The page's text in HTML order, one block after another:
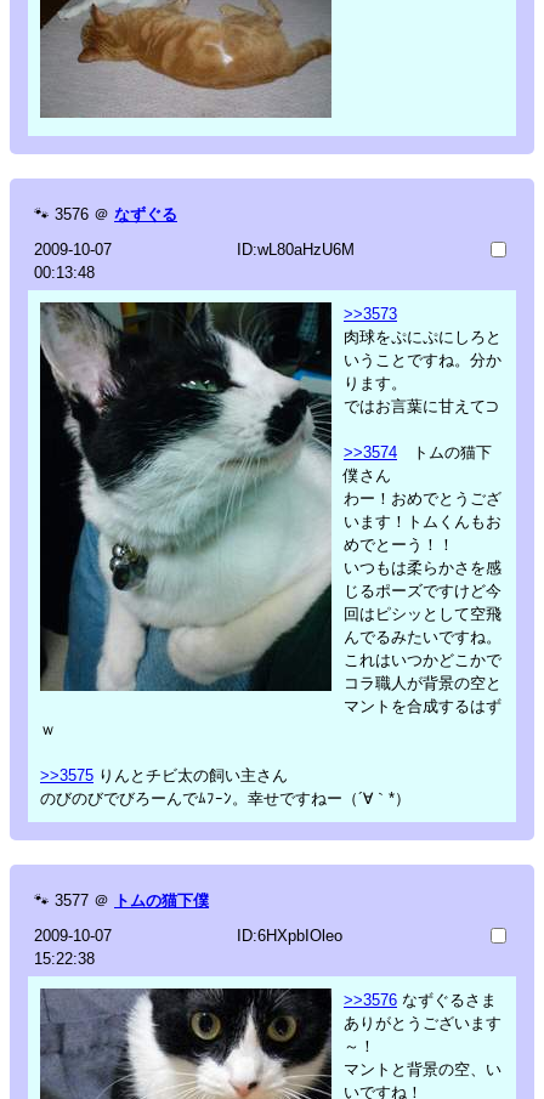
🐾 3576 ＠ なずぐる
2009-10-07
00:13:48
ID:wL80aHzU6M
>>3573
肉球をぷにぷにしろと
いうことですね。分か
ります。
ではお言葉に甘えて⊃
>>3574 トムの猫下
僕さん
わー！おめでとうござ
います！トムくんもお
めでとーう！！
いつもは柔らかさを感
じるポーズですけど今
回はピシッとして空飛
んでるみたいですね。
これはいつかどこかで
コラ職人が背景の空と
マントを合成するはず
ｗ
>>3575 りんとチビ太の飼い主さん
のびのびでびろーんでﾑﾌｰﾝ。幸せですねー（´∀｀*）
🐾 3577 ＠ トムの猫下僕
2009-10-07
15:22:38
ID:6HXpbIOleo
>>3576 なずぐるさま
ありがとうございます
～！
マントと背景の空、い
いですね！